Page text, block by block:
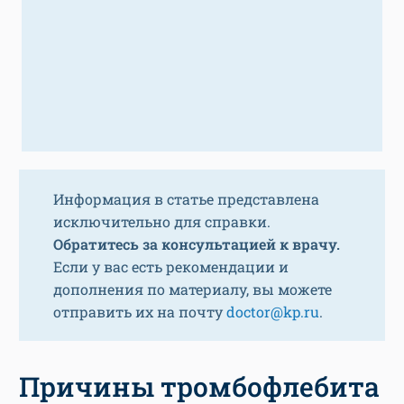
Информация в статье представлена
исключительно для справки.
Обратитесь за консультацией к врачу.
Если у вас есть рекомендации и
дополнения по материалу, вы можете
отправить их на почтуdoctor@kp.ru.
Причины тромбофлебита